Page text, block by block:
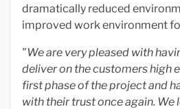
dramatically reduced
improved work environment
"We are very pleased with
deliver on the customers high
first phase of the project and
with their trust once again.